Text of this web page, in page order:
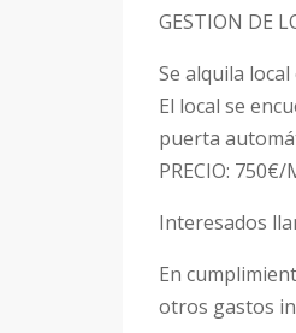
GESTION DE
Se alquila
El local se
puerta
PRECIO: 750€/
Interesados
En
otros gastos